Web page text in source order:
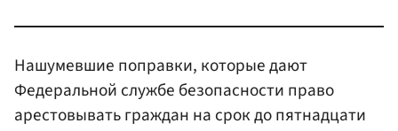
Нашумевшие поправки, которые дают
Федеральной службе безопасности право
арестовывать граждан на срок до пятнадцати